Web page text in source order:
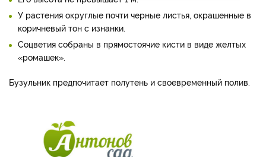
У растения округлые почти черные листья, окрашенные в
коричневый тон с изнанки.
Соцветия собраны в прямостоячие кисти в виде желтых
«ромашек».
Бузульник предпочитает полутень и своевременный полив.